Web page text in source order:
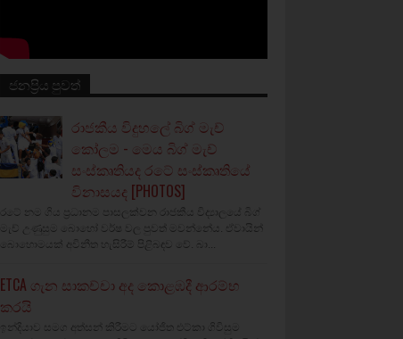
ජනප්‍රිය පුවත්
රාජකීය විදුහලේ බිග් මැච්
කෝලම - මෙය බිග් මැච්
සංස්කෘතියද රටේ සංස්කෘතියේ
විනාසයද [PHOTOS]
රටේ නම ගිය ප්‍රධානම පාසලක්වන රාජකීය විද්‍යාලයේ බිග්
මැච් උණුසුම බොහෝ වර්ෂ වල පුවත් මවන්නේය. ඒවායින්
බොහොමයක් අවිනීත හැසිරීම් පිළිබඳව වේ. බා...
ETCA ගැන සාකච්චා අද කොළඹදී ආරම්භ
කරයි
ඉන්දියාව සමග අත්සන් කිරීමට යෝජිත එට්කා ගිවිසුම